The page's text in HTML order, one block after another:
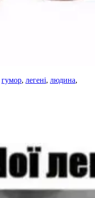
гумор, легені, людина,